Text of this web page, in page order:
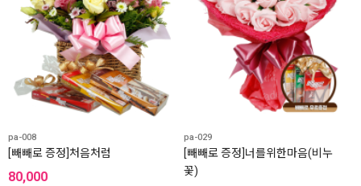
pa-008
[빼빼로 증정]처음처럼
80,000
pa-029
[빼빼로 증정]너를위한마음(비누
꽃)